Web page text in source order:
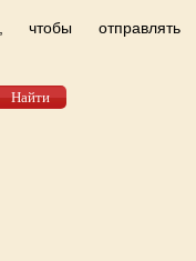
, чтобы отправлять